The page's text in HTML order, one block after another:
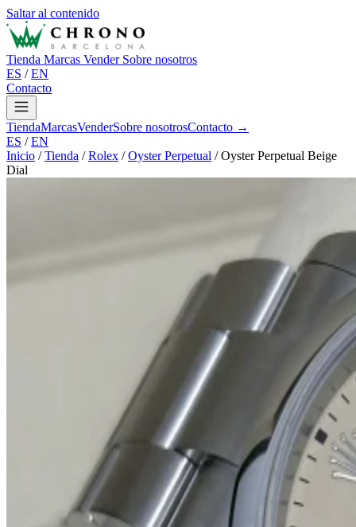
Saltar al contenido
Tienda Marcas Vender Sobre nosotros
ES / EN
Contacto
TiendaMarcasVenderSobre nosotrosContacto →
ES / EN
Inicio / Tienda / Rolex / Oyster Perpetual / Oyster Perpetual Beige
Dial